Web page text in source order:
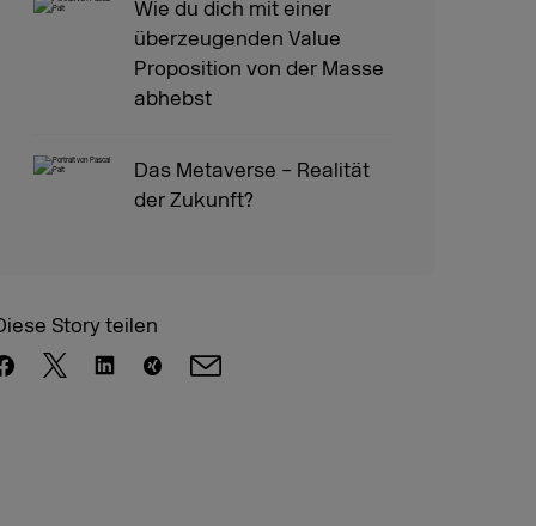
Wie du dich mit einer
überzeugenden Value
Proposition von der Masse
abhebst
Das Metaverse – Realität
der Zukunft?
Story teilen